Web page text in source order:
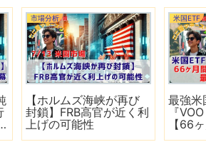
市場分析
【ホルムズ海峡が再び
封鎖】FRB高官が近く利
上げの可能性
米国ETF
最強米
『
【66